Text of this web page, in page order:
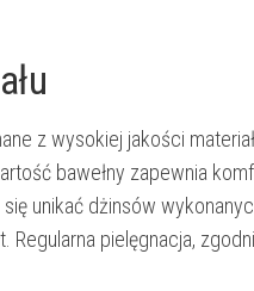
z wysokiej jakości
bawełny zapewnia
unikać dżinsów
Regularna pielęgnacja,